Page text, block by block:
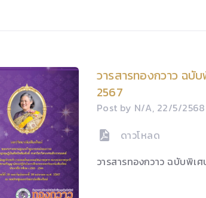
วารสารทองกวาว ฉบั
2567
Post by N/A, 22/5/2568
ดาวโหลด
วารสารทองกวาว ฉบับพิเ